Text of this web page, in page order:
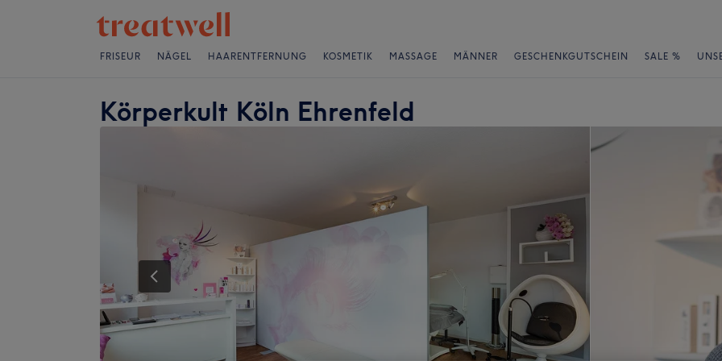
FRISEUR NÄGEL HAARENTFERNUNG KOSMETIK MASSAGE MÄNNER GESCHENKGUTSCHEIN SALE %
Körperkult Köln Ehrenfeld